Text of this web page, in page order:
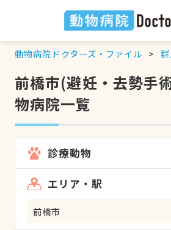
動物病院ドクターズ・ファイル
前橋市(避妊・去勢手
物病院一覧
診療動物
エリア・駅
前橋市